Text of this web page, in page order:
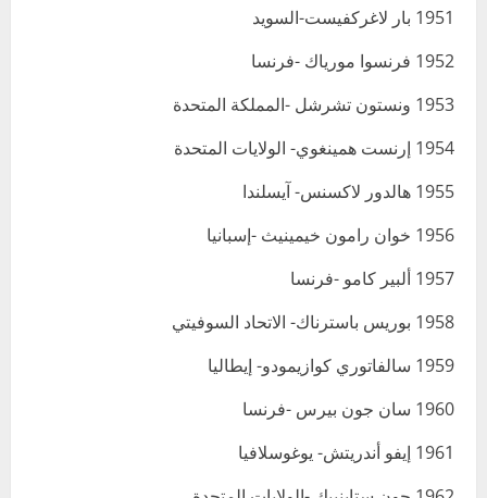
1951 بار لاغركفيست-السويد
1952 فرنسوا مورياك -فرنسا
1953 ونستون تشرشل -المملكة المتحدة
1954 إرنست همينغوي- الولايات المتحدة
1955 هالدور لاكسنس- آيسلندا
1956 خوان رامون خيمينيث -إسبانيا
1957 ألبير كامو -فرنسا
1958 بوريس باسترناك- الاتحاد السوفيتي
1959 سالفاتوري كوازيمودو- إيطاليا
1960 سان جون بيرس -فرنسا
1961 إيفو أندريتش- يوغوسلافيا